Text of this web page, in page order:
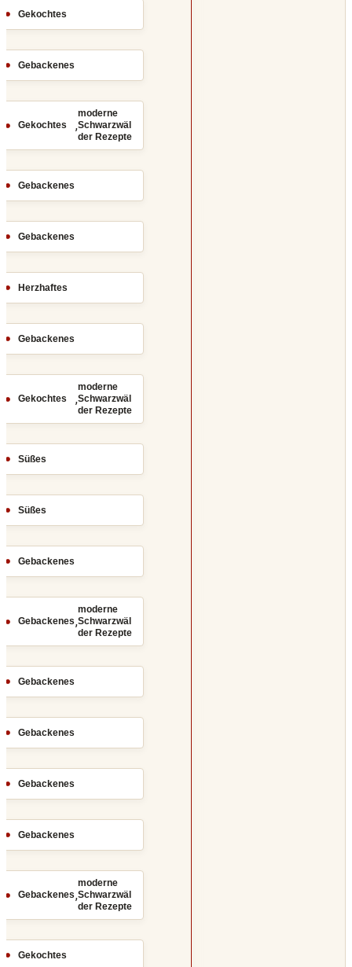
Gekochtes
Gebackenes
Gekochtes ,
moderne
Schwarzwäl
der Rezepte
Gebackenes
Gebackenes
Herzhaftes
Gebackenes
Gekochtes ,
moderne
Schwarzwäl
der Rezepte
Süßes
Süßes
Gebackenes
Gebackenes,
moderne
Schwarzwäl
der Rezepte
Gebackenes
Gebackenes
Gebackenes
Gebackenes
Gebackenes,
moderne
Schwarzwäl
der Rezepte
Gekochtes